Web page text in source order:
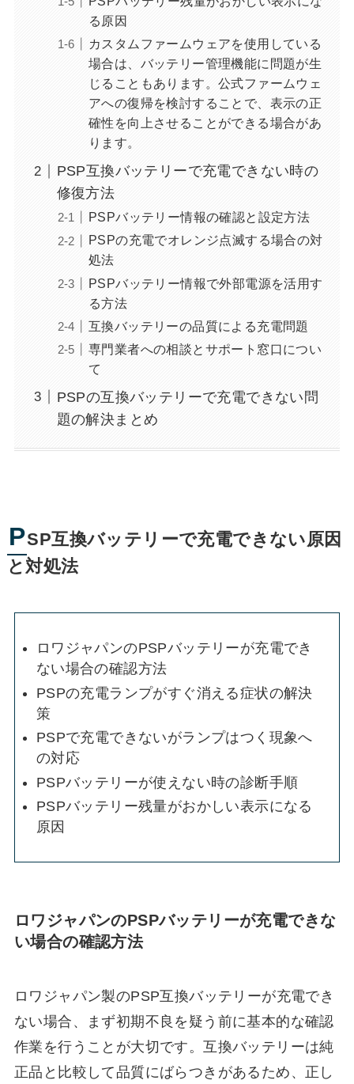
る原因
カスタムファームウェアを使用している
場合は、バッテリー管理機能に問題が生
じることもあります。公式ファームウェ
アへの復帰を検討することで、表示の正
確性を向上させることができる場合があ
ります。
PSP互換バッテリーで充電できない時の
修復方法
PSPバッテリー情報の確認と設定方法
PSPの充電でオレンジ点滅する場合の対
処法
PSPバッテリー情報で外部電源を活用す
る方法
互換バッテリーの品質による充電問題
専門業者への相談とサポート窓口につい
て
PSPの互換バッテリーで充電できない問
題の解決まとめ
PSP互換バッテリーで充電できない原因
と対処法
ロワジャパンのPSPバッテリーが充電でき
ない場合の確認方法
PSPの充電ランプがすぐ消える症状の解決
策
PSPで充電できないがランプはつく現象へ
の対応
PSPバッテリーが使えない時の診断手順
PSPバッテリー残量がおかしい表示になる
原因
ロワジャパンのPSPバッテリーが充電できな
い場合の確認方法
ロワジャパン製のPSP互換バッテリーが充電でき
ない場合、まず初期不良を疑う前に基本的な確認
作業を行うことが大切です。互換バッテリーは純
正品と比較して品質にばらつきがあるため、正し